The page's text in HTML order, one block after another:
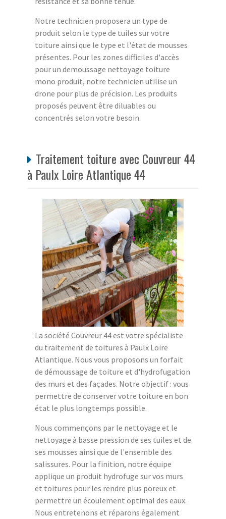
Notre technicien proposera un type de
produit selon le type de tuiles sur votre
toiture ainsi que le type et l'état de mousses
présentes. Pour les zones difficiles d'accès
pour un demoussage nettoyage toiture
mono produit, notre technicien utilise un
drone pour plus de précision. Les produits
proposés peuvent être diluables ou
concentrés selon votre besoin.
Traitement toiture avec Couvreur 44
à Paulx Loire Atlantique 44
La société Couvreur 44 est votre spécialiste
du traitement de toitures à Paulx Loire
Atlantique. Nous vous proposons un forfait
de démoussage de toiture et d'hydrofugation
des murs et des façades. Notre objectif : vous
permettre de conserver votre toiture en bon
état le plus longtemps possible.
Nous commençons par le nettoyage et le
nettoyage à basse pression de ses tuiles et de
ses mousses ainsi que de l'ensemble des
salissures. Pour la finition, notre équipe
applique un produit hydrofuge sur vos murs
et toitures pour les rendre plus poreux et
permettre un écoulement optimal des eaux.
Nous entretenons et réparons également